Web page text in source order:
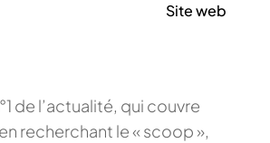
Site web
de l’actualité, qui couvre
recherchant le « scoop »,